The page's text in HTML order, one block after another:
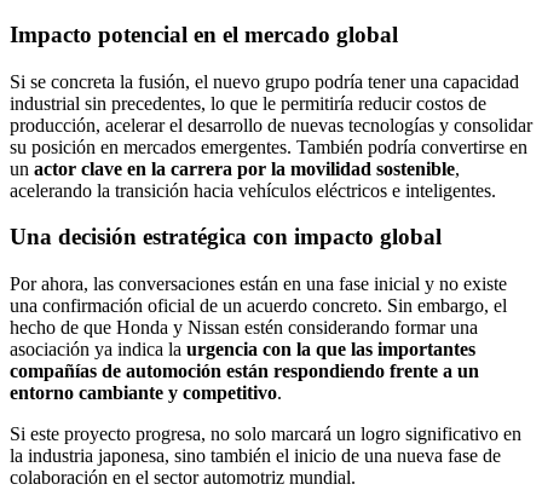
Impacto potencial en el mercado global
Si se concreta la fusión, el nuevo grupo podría tener una capacidad
industrial sin precedentes, lo que le permitiría reducir costos de
producción, acelerar el desarrollo de nuevas tecnologías y consolidar
su posición en mercados emergentes. También podría convertirse en
un actor clave en la carrera por la movilidad sostenible,
acelerando la transición hacia vehículos eléctricos e inteligentes.
Una decisión estratégica con impacto global
Por ahora, las conversaciones están en una fase inicial y no existe
una confirmación oficial de un acuerdo concreto. Sin embargo, el
hecho de que Honda y Nissan estén considerando formar una
asociación ya indica la urgencia con la que las importantes
compañías de automoción están respondiendo frente a un
entorno cambiante y competitivo.
Si este proyecto progresa, no solo marcará un logro significativo en
la industria japonesa, sino también el inicio de una nueva fase de
colaboración en el sector automotriz mundial.